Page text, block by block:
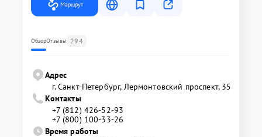
Маршрут
ОбзорОтзывы 294
Адрес
г. Санкт-Петербург, Лермонтовский проспект, 35
Контакты
+7 (812) 426-52-93
+7 (800) 100-33-26
Время работы